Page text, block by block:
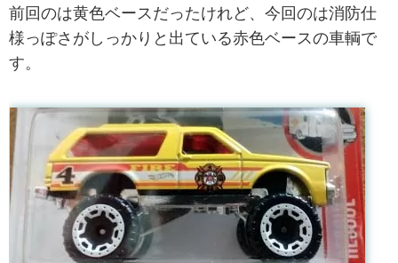
前回のは黄色ベースだったけれど、今回のは消防仕
様っぽさがしっかりと出ている赤色ベースの車輌で
す。